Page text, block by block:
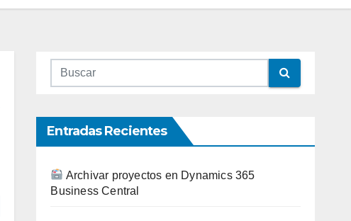
Entradas Recientes
Archivar proyectos en Dynamics 365
Business Central